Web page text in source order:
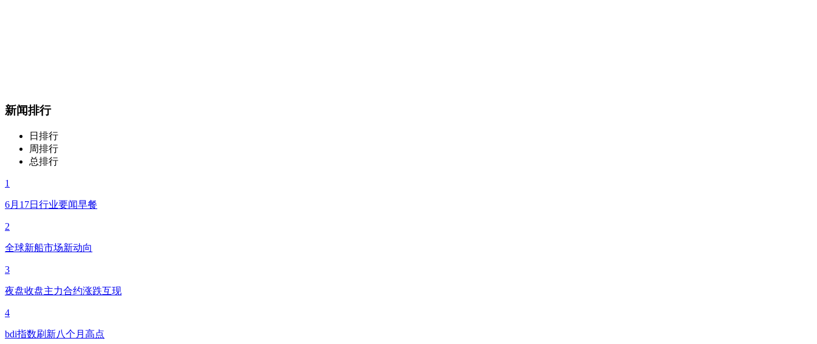
新闻排行
日排行
周排行
总排行
1
6月17日行业要闻早餐
2
全球新船市场新动向
3
夜盘收盘主力合约涨跌互现
4
bdi指数刷新八个月高点